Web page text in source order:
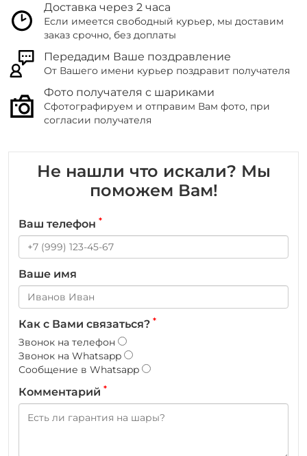
Доставка через 2 часа
Если имеется свободный курьер, мы доставим
заказ срочно, без доплаты
Передадим Ваше поздравление
От Вашего имени курьер поздравит получателя
Фото получателя с шариками
Сфотографируем и отправим Вам фото, при
согласии получателя
Не нашли что искали? Мы
поможем Вам!
Ваш телефон *
Ваше имя
Как с Вами связаться? *
Звонок на телефон
Звонок на Whatsapp
Сообщение в Whatsapp
Комментарий *